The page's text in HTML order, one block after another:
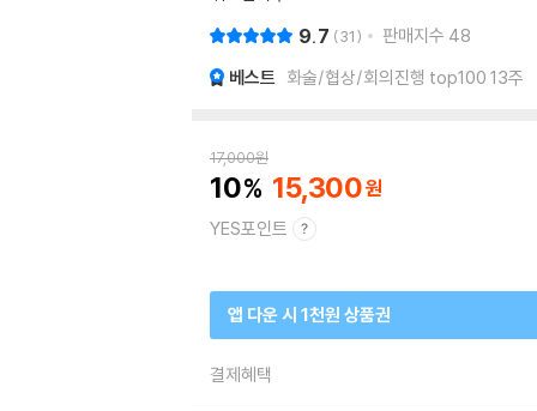
9.7 31 판매지수 48
베스트 화술/협상/회의진행 top100 13주
17,000원
10 15,300
YES포인트
앱 다운 시 1천원 상품권
결제혜택